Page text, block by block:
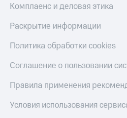
Комплаенс и деловая этика
Раскрытие информации
Политика обработки cookies
Соглашение о пользовании
Правила применения
Условия использования